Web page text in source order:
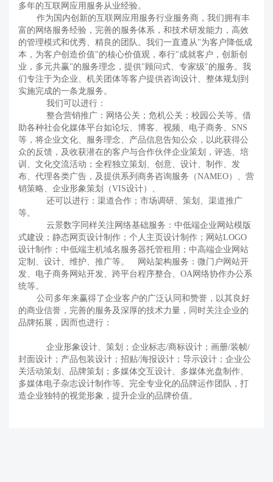
多年的互联网应用服务从业经验。
作为国内创新的互联网应用服务行业服务商，我们拥有丰
富的网络服务经验，完善的服务体系，和技术研发能力，高效
的管理模式和优秀、精良的团队。我们一直遵从"为客户降低成
本，为客户创造价值"的核心价值观，奉行"成就客户，创新创
业，多元共赢"的服务理念，提供"顾问式、专家级"的服务。我
们专注于为企业、机关团体等客户提供咨询设计、整体规划到
实施完成的一条龙服务。
我们可以进行：
整合营销推广：网络公关；危机公关；校园公关等。借
助各种社会化媒体平台如论坛、博客、视频、电子商务、SNS
等，将企业文化、服务理念、产品信息告知公众，以此获得公
众的反馈，及收获潜在的客户与合作伙伴企业策划，评选、培
训、文化交流活动；全程独立策划、创意、设计、制作、发
布、代理各类广告，及提供系列商务咨询服务（NAMEO）、营
销策略、企业形象策划（VIS设计）、
还可以进行：渠道合作；市场调研、策划、渠道推广
等。
云景数字同样关注网络基础服务：中低端企业网站模版
式建设；静态网页设计制作；个人主页设计制作；网站LOGO
设计制作；中低端主机域名服务器托管租用；中高端企业网站
定制、设计、维护、推广等。 网站架构服务：微门户网站开
发、电子商务网站开发、跨平台程序整合、OA网络协作办公系
统等。
公司多年来赢得了企业客户的广泛认同和赞誉，以其良好
的商业信誉，完善的服务及深厚的技术力量，同时关注企业的
品牌拓展，因而也进行：
企业形象设计、策划；企业标志/商标设计；画册/装帧/
封面设计；产品包装设计；招贴/海报设计；导示设计；企业公
关活动策划、品牌策划；多媒体交互设计、多媒体光盘制作、
多媒体电子杂志设计制作等。完全专业化的品牌运作团队，打
造企业独特的视觉形象，提升企业的品牌价值。